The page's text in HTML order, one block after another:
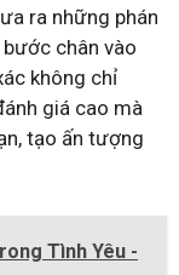
ra những phán
chân vào
không chỉ
giá cao mà
tạo ấn tượng
Tình Yêu -